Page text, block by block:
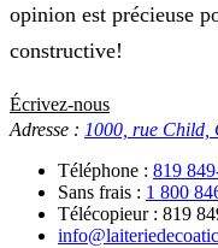
opinion est précieuse
constructive!
Écrivez-nous
Adresse : 1000, rue Child,
Téléphone : 819
Sans frais : 1 800
Télécopieur : 819